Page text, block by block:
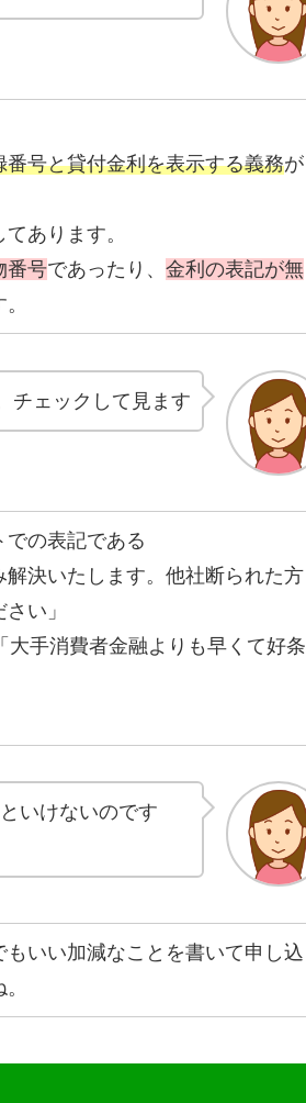
号と貸付金利を表示する義務が
あります。
番号であったり、 金利の表記が無
チェックして見ます
での表記である
解決いたします。他社断られた方
い」
大手消費者金融よりも早くて好条
いけないのです
いい加減なことを書いて申し込